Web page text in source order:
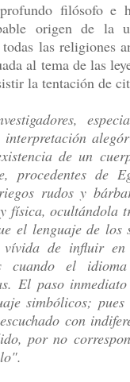
filósofo e
origen de la
las religiones
al tema de las
la tentación de
de un
procedentes de
rudos y
física, ocultándola
el lenguaje de los
de influir
cuando el
El paso
simbólicos; pues
con
por no